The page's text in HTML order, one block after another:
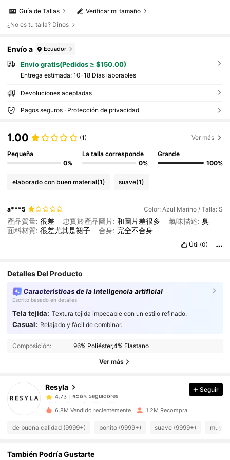
endo decente, ropa ytk, atuendo de Zoey
Verificar mi tamaño
Guía de Tallas
¿No es tu talla? Dinos
Envío a Ecuador
Envío gratis(Pedidos ≥ $150.00)
Entrega estimada: 10-18 Días laborables
Devoluciones aceptadas
Pagos seguros · Protección de privacidad
1.00 (1) Ver más
Pequeña
0%
La talla corresponde
0%
Grande
100%
elaborado con buen material(1) suave(1)
a***5 Color: Azul Marino / Talla: S
產品質量:很差 忠實於產品圖片:和圖片差很多 氣味描述: 臭
面料材質:很差尤其是裙子 合身: 完全不合身
Útil (0)
Detalles Del Producto
Características de la inteligencia artificial
Escrito basado en detalles
Tela tejida: Textura tejida impecable con un estilo refinado.
Casual: Relajado y fácil de combinar.
Composición: 96% Poliéster,4% Elastano
Ver más
Resyla
4.73 458K Seguidores
458K Seguidores
458K Seguidores
4.73
458K Seguidores
l***d
seguidoHace 1 horas
4.73
4.73 458K Seguidores
Seguir
6.8M Vendido recientemente 1.2M Recompra
de buena calidad (9999+) bonito (9999+) suave (9999+) muy
También Podría Gustarte